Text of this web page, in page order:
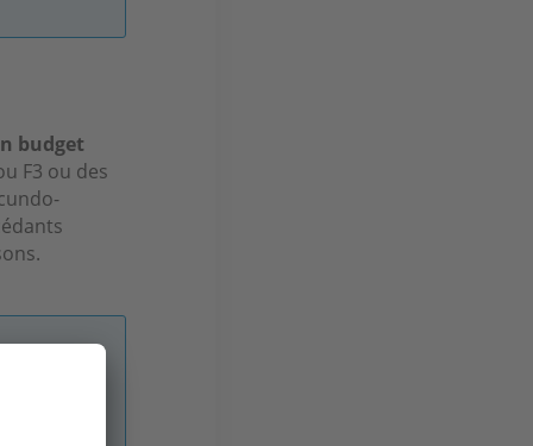
budget
F3 ou des